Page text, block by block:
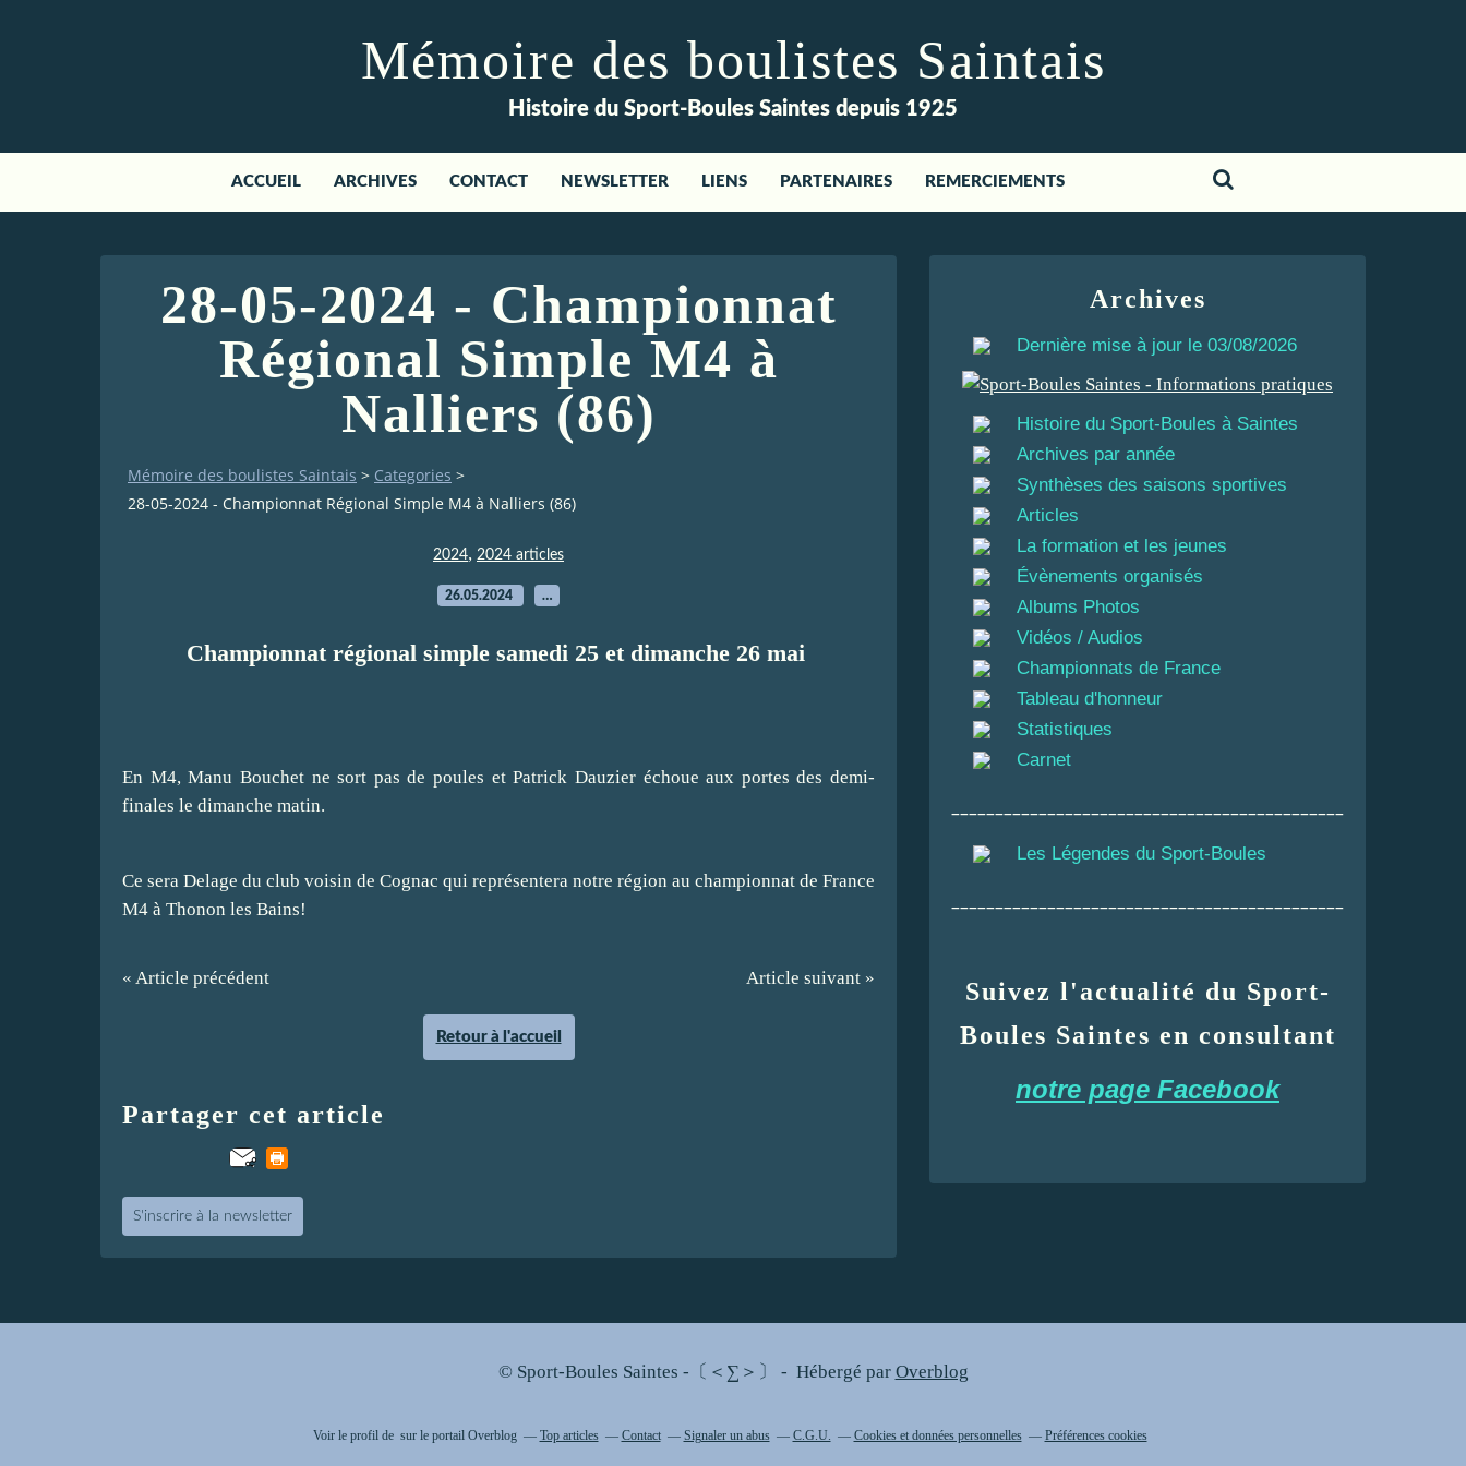
Mémoire des boulistes Saintais
Histoire du Sport-Boules Saintes depuis 1925
ACCUEIL ARCHIVES CONTACT NEWSLETTER LIENS PARTENAIRES REMERCIEMENTS
28-05-2024 - Championnat
Régional Simple M4 à
Nalliers (86)
Mémoire des boulistes Saintais > Categories >
28-05-2024 - Championnat Régional Simple M4 à Nalliers (86)
2024, 2024 articles
26.05.2024 …
Championnat régional simple samedi 25 et dimanche 26 mai
En M4, Manu Bouchet ne sort pas de poules et Patrick Dauzier échoue aux portes des demi-
finales le dimanche matin.
Ce sera Delage du club voisin de Cognac qui représentera notre région au championnat de France
M4 à Thonon les Bains!
« Article précédent Article suivant »
Retour à l'accueil
Partager cet article
S'inscrire à la newsletter
Archives
Dernière mise à jour le 03/08/2026
Histoire du Sport-Boules à Saintes
Archives par année
Synthèses des saisons sportives
Articles
La formation et les jeunes
Évènements organisés
Albums Photos
Vidéos / Audios
Championnats de France
Tableau d'honneur
Statistiques
Carnet
Les Légendes du Sport-Boules
Suivez l'actualité du Sport-
Boules Saintes en consultant
notre page Facebook
© Sport-Boules Saintes -〔＜∑＞〕 - Hébergé par Overblog
Voir le profil de sur le portail Overblog Top articles Contact Signaler un abus C.G.U. Cookies et données personnelles Préférences cookies